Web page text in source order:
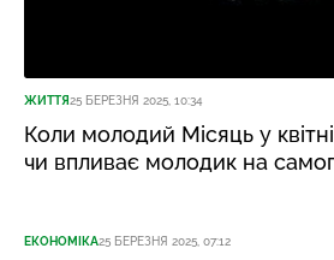
ЖИТТЯ25 БЕРЕЗНЯ 2025, 10:34
Коли молодий Місяць у
чи впливає молодик на
ЕКОНОМІКА25 БЕРЕЗНЯ 2025, 07:12